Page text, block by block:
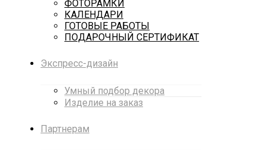
ФОТОРАМКИ
КАЛЕНДАРИ
ГОТОВЫЕ РАБОТЫ
ПОДАРОЧНЫЙ СЕРТИФИКАТ
Экспресс-дизайн
Умный подбор декора
Изделие на заказ
Партнерам